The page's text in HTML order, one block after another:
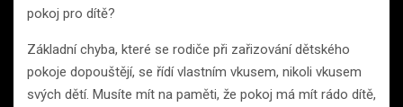
pokoj pro dítě?
Základní chyba, které se rodiče při zařizování dětského
pokoje dopouštějí, se řídí vlastním vkusem, nikoli vkusem
svých dětí. Musíte mít na paměti, že pokoj má mít rádo dítě,